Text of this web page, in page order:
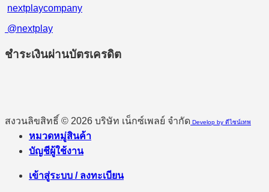
nextplaycompany
@nextplay
ชำระเงินผ่านบัตรเครดิต
สงวนลิขสิทธิ์ © 2026 บริษัท เน็กซ์เพลย์ จำกัด Develop by ดีไซน์เทพ
หมวดหมู่สินค้า
บัญชีผู้ใช้งาน
เข้าสู่ระบบ / ลงทะเบียน